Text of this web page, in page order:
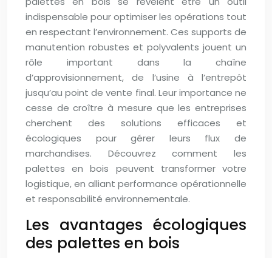
indispensable pour optimiser les opérations tout
en respectant l’environnement. Ces supports de
manutention robustes et polyvalents jouent un
rôle important dans la chaîne
d’approvisionnement, de l’usine à l’entrepôt
jusqu’au point de vente final. Leur importance ne
cesse de croître à mesure que les entreprises
cherchent des solutions efficaces et
écologiques pour gérer leurs flux de
marchandises. Découvrez comment les
palettes en bois peuvent transformer votre
logistique, en alliant performance opérationnelle
et responsabilité environnementale.
Les avantages écologiques
des palettes en bois